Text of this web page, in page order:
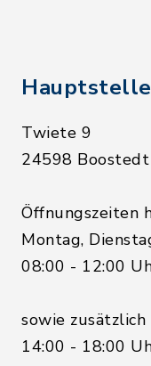
Twiete 9
24598 Boostedt
Öffnungszeiten
Montag,
08:00 - 12:00
sowie zusätzlich
14:00 - 18:00